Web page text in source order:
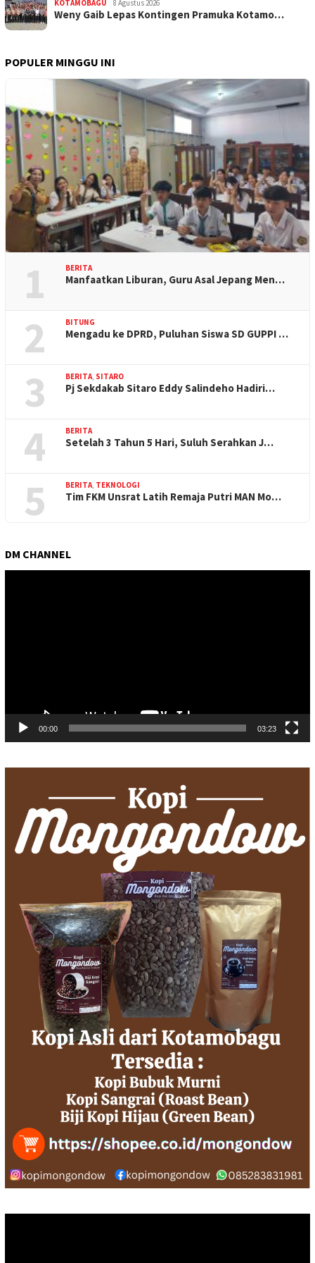
KOTAMOBAGU 8 Agustus 2026
Weny Gaib Lepas Kontingen Pramuka Kotamo…
POPULER MINGGU INI
1 BERITA
Manfaatkan Liburan, Guru Asal Jepang Men…
2 BITUNG
Mengadu ke DPRD, Puluhan Siswa SD GUPPI …
3 BERITA SITARO
Pj Sekdakab Sitaro Eddy Salindeho Hadiri…
4 BERITA
Setelah 3 Tahun 5 Hari, Suluh Serahkan J…
5 BERITA TEKNOLOGI
Tim FKM Unsrat Latih Remaja Putri MAN Mo…
DM CHANNEL
00:00 03:23